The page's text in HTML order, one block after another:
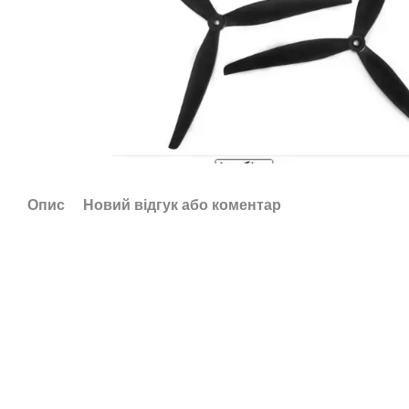
Опис Новий відгук або коментар